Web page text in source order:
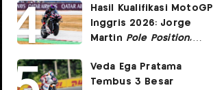
SEA Womens V Cup
2026
Hasil Kualifikasi MotoGP
Inggris 2026: Jorge
Martin Pole Position,
Posisi 6!
Veda Ega Pratama
Tembus 3 Besar